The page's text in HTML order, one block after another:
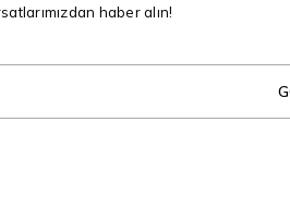
haber alın!